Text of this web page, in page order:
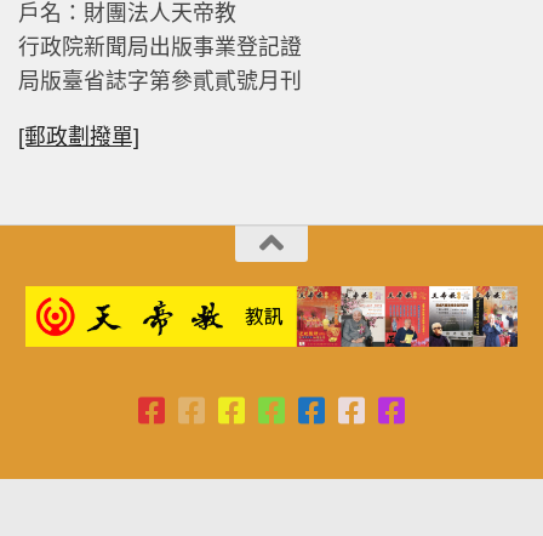
戶名：財團法人天帝教
行政院新聞局出版事業登記證
局版臺省誌字第參貳貳號月刊
[郵政劃撥單]